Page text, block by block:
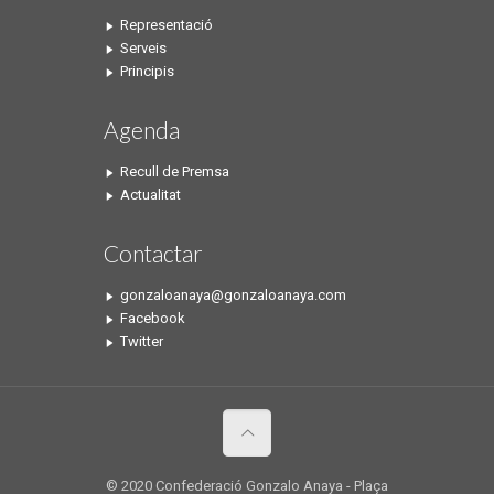
Representació
Serveis
Principis
Agenda
Recull de Premsa
Actualitat
Contactar
gonzaloanaya@gonzaloanaya.com
Facebook
Twitter
© 2020 Confederació Gonzalo Anaya - Plaça